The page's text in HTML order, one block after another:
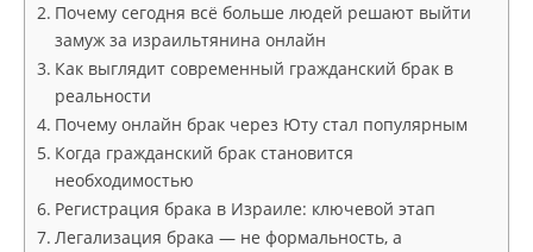
Почему сегодня всё больше людей решают выйти
замуж за израильтянина онлайн
Как выглядит современный гражданский брак в
реальности
Почему онлайн брак через Юту стал популярным
Когда гражданский брак становится
необходимостью
Регистрация брака в Израиле: ключевой этап
Легализация брака — не формальность, а